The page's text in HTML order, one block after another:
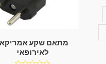
מתאם שקע
לאירופאי